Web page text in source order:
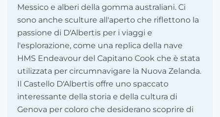
Messico e alberi della gomma australiani. Ci
sono anche sculture all'aperto che riflettono la
passione di D'Albertis per i viaggi e
l'esplorazione, come una replica della nave
HMS Endeavour del Capitano Cook che è stata
utilizzata per circumnavigare la Nuova Zelanda.
Il Castello D'Albertis offre uno spaccato
interessante della storia e della cultura di
Genova per coloro che desiderano scoprire di